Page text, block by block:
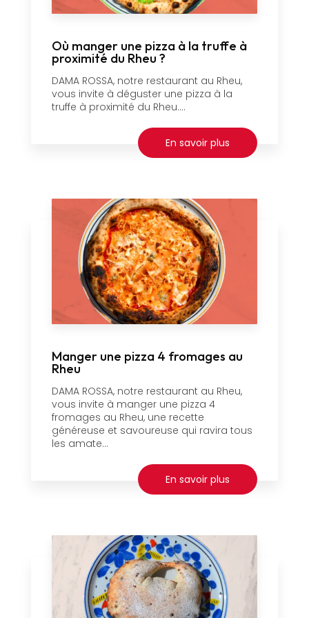
Où manger une pizza à la truffe à
proximité du Rheu ?
DAMA ROSSA, notre restaurant au Rheu,
vous invite à déguster une pizza à la
truffe à proximité du Rheu....
En savoir plus
Manger une pizza 4 fromages au
Rheu
DAMA ROSSA, notre restaurant au Rheu,
vous invite à manger une pizza 4
fromages au Rheu, une recette
généreuse et savoureuse qui ravira tous
les amate...
En savoir plus